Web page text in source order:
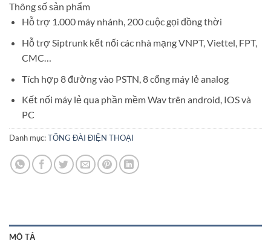
Thông số sản phẩm
Hỗ trợ 1.000 máy nhánh, 200 cuộc gọi đồng thời
Hỗ trợ Siptrunk kết nối các nhà mạng VNPT, Viettel, FPT,
CMC…
Tích hợp 8 đường vào PSTN, 8 cổng máy lẻ analog
Kết nối máy lẻ qua phần mềm Wav trên android, IOS và
PC
Danh mục:TỔNG ĐÀI ĐIỆN THOẠI
MÔ TẢ